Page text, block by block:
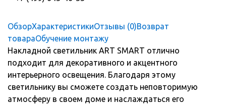
ОбзорХарактеристикиОтзывы (0)Возврат
товараОбучение монтажу
Накладной светильник ART SMART отлично
подходит для декоративного и акцентного
интерьерного освещения. Благодаря этому
светильнику вы сможете создать неповторимую
атмосферу в своем доме и наслаждаться его